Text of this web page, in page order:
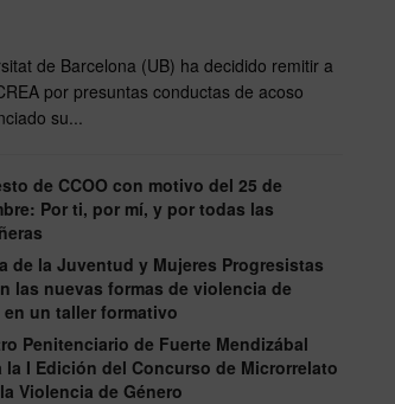
de Barcelona (UB) ha decidido remitir a
por presuntas conductas de acoso
su...
de CCOO con motivo del 25 de
Por ti, por mí, y por todas las
de la Juventud y Mujeres Progresistas
las nuevas formas de violencia de
en un taller formativo
Penitenciario de Fuerte Mendizábal
la I Edición del Concurso de Microrrelato
Violencia de Género